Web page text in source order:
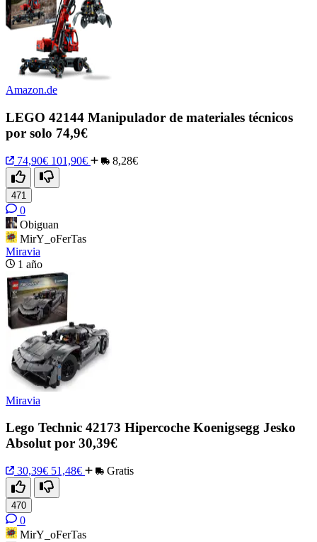
Amazon.de
LEGO 42144 Manipulador de materiales técnicos
por solo 74,9€
74,90€ 101,90€ 8,28€
471
0
Obiguan
MirY_oFerTas
Miravia
1 año
Miravia
Lego Technic 42173 Hipercoche Koenigsegg Jesko
Absolut por 30,39€
30,39€ 51,48€ Gratis
470
0
MirY_oFerTas